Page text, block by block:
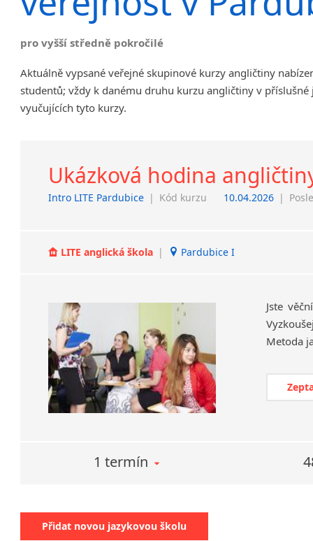
Chrudim
Hodonín
Klatovy
Kolín
Most
Vysoká nad Labem
pro vyšší středně pokročilé
Aktuálně vypsané veřejné skupinové kurzy angličtiny
studentů; vždy k danému druhu kurzu angličtiny v
vyučujících tyto kurzy.
Ukázková hodina
Intro LITE Pardubice | Kód kurzu 10.04.2026 |
LITE anglická škola | Pardubice I
Jste
1 termín
Přidat novou jazykovou školu